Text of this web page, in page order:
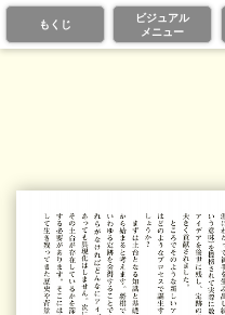
もくじ
ビジュアル
メニュー